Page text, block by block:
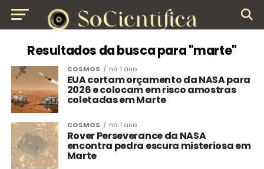
Resultados da busca para "marte"
COSMOS há 1 ano
EUA cortam orçamento da NASA para
2026 e colocam em risco amostras
coletadas em Marte
COSMOS há 1 ano
Rover Perseverance da NASA
encontra pedra escura misteriosa em
Marte